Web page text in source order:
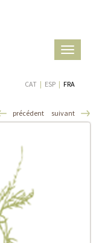
Toggle
CAT | ESP | FRA
précédent suivant